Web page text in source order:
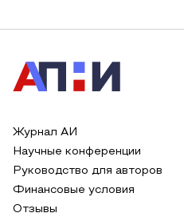
Журнал АИ
Научные конференции
Руководство для авторов
Финансовые условия
Отзывы